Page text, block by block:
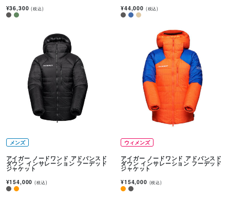
¥36,300(税込) ¥44,000 (税込)
メンズ
アイガー ノードワンド アドバンスド
ダウン インサレーション フーデッド
ジャケット
¥154,000(税込)
ウィメンズ
アイガー ノードワンド アドバンスド
ダウン インサレーション フーデッド
ジャケット
¥154,000 (税込)